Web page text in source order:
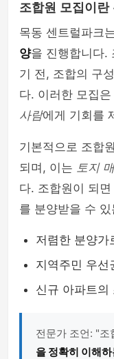
조합원 모집이란
목동 센트럴파크
양을 진행합니다.
기 전, 조합의 구
다. 이러한 모집은
사람에게 기회를
기본적으로 조합
되며, 이는 토지
다. 조합원이 되
를 분양받을 수
저렴한 분양가
지역주민 우선
신규 아파트의
전문가 조언: "조
을 정확히 이해하